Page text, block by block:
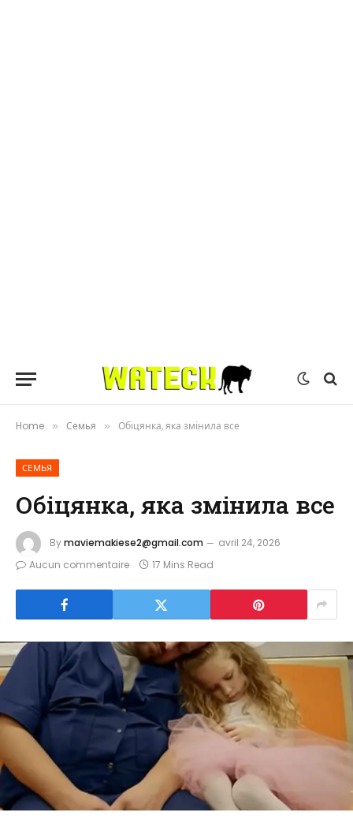
Home » Семья » Обіцянка, яка змінила все
СЕМЬЯ
Обіцянка, яка змінила все
Bymaviemakiese2@gmail.com
avril 24, 2026
Aucun commentaire
17 Mins Read